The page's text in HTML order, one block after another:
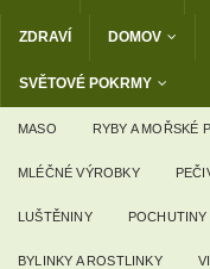
ZDRAVÍ DOMOV
SVĚTOVÉ POKRMY
MASO RYBY A MOŘSKÉ
MLÉČNÉ VÝROBKY
LUŠTĚNINY POCHUTINY
BYLINKY A ROSTLINKY